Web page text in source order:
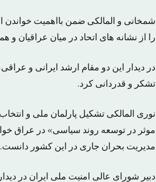
شمخانی و المالکی ضمن بااهمیت
را از نشانه های اتحاد در میان عراقیان و
در دیدار این دو مقام ارشد ایرانی و
تشکر و قدردانی کرد.
نوری المالکی تشکیل پارلمان ملی و
موثر در توسعه روند سیاسی» در عراق
مدیریت بحران جاری در این کشور دانست.
دبیر شورای عالی امنیت ملی ایران در